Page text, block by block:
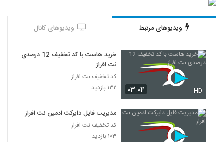
ویدیوهای مرتبط ویدیوهای کانال
۰۳:۰۴ HD
خرید هاست با کد تخفیف 12 درصدی
نت افراز
کد تخفیف نت افراز
۱۳۲ بازدید
مدیریت فایل دایرکت ادمین نت افراز
کد تخفیف نت افراز
۱۰۳ بازدید